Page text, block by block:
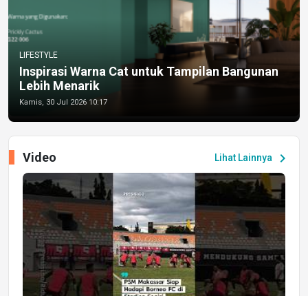
LIFESTYLE
Inspirasi Warna Cat untuk Tampilan Bangunan
Lebih Menarik
Kamis, 30 Jul 2026 10:17
Lihat Lainnya chevron_right
Video